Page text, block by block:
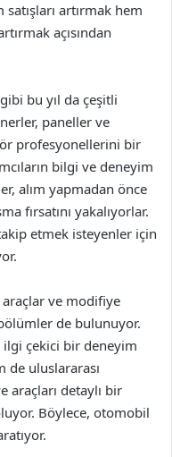
artırmak hem
açısından
bu yıl da çeşitli
paneller ve
profesyonellerini bir
bilgi ve deneyim
alım yapmadan önce
fırsatını yakalıyorlar.
etmek isteyenler için
araçlar ve modifiye
de bulunuyor.
çekici bir deneyim
de uluslararası
araçları detaylı bir
Böylece, otomobil